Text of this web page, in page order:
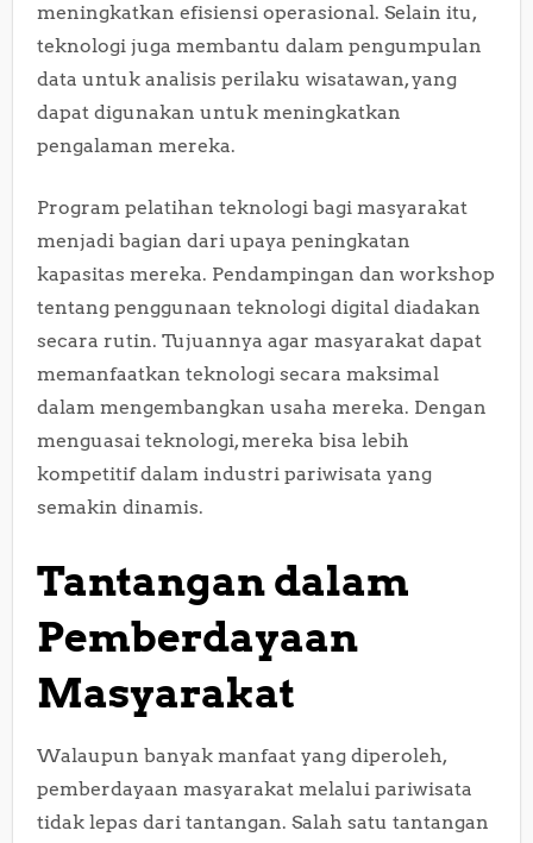
meningkatkan efisiensi operasional. Selain itu,
teknologi juga membantu dalam pengumpulan
data untuk analisis perilaku wisatawan, yang
dapat digunakan untuk meningkatkan
pengalaman mereka.
Program pelatihan teknologi bagi masyarakat
menjadi bagian dari upaya peningkatan
kapasitas mereka. Pendampingan dan workshop
tentang penggunaan teknologi digital diadakan
secara rutin. Tujuannya agar masyarakat dapat
memanfaatkan teknologi secara maksimal
dalam mengembangkan usaha mereka. Dengan
menguasai teknologi, mereka bisa lebih
kompetitif dalam industri pariwisata yang
semakin dinamis.
Tantangan dalam
Pemberdayaan
Masyarakat
Walaupun banyak manfaat yang diperoleh,
pemberdayaan masyarakat melalui pariwisata
tidak lepas dari tantangan. Salah satu tantangan